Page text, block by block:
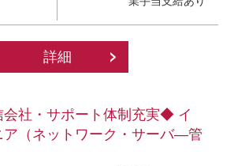
詳細
社・サポート体制充実◆ イ
ア（ネットワーク・サーバ―管